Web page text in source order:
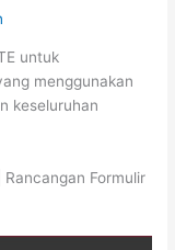
untuk
menggunakan
keseluruhan
Formulir